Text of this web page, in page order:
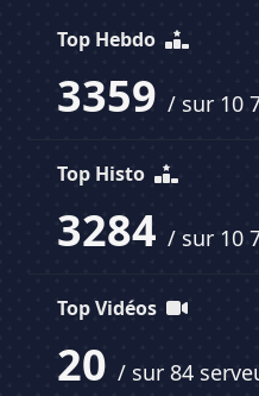
Top Hebdo
3359 / sur 10
Top Histo
3284 / sur 10
Top Vidéos
20 / sur 84